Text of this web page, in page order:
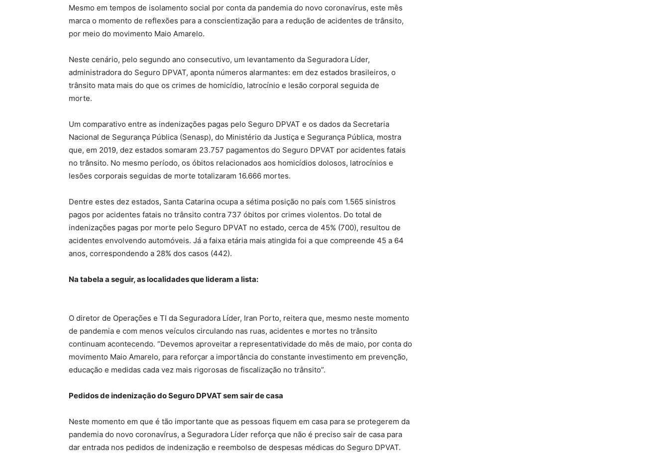
Mesmo em tempos de isolamento social por conta da pandemia do novo coronavírus, este mês
marca o momento de reflexões para a conscientização para a redução de acidentes de trânsito,
por meio do movimento Maio Amarelo.
Neste cenário, pelo segundo ano consecutivo, um levantamento da Seguradora Líder,
administradora do Seguro DPVAT, aponta números alarmantes: em dez estados brasileiros, o
trânsito mata mais do que os crimes de homicídio, latrocínio e lesão corporal seguida de
morte.
Um comparativo entre as indenizações pagas pelo Seguro DPVAT e os dados da Secretaria
Nacional de Segurança Pública (Senasp), do Ministério da Justiça e Segurança Pública, mostra
que, em 2019, dez estados somaram 23.757 pagamentos do Seguro DPVAT por acidentes fatais
no trânsito. No mesmo período, os óbitos relacionados aos homicídios dolosos, latrocínios e
lesões corporais seguidas de morte totalizaram 16.666 mortes.
Dentre estes dez estados, Santa Catarina ocupa a sétima posição no país com 1.565 sinistros
pagos por acidentes fatais no trânsito contra 737 óbitos por crimes violentos. Do total de
indenizações pagas por morte pelo Seguro DPVAT no estado, cerca de 45% (700), resultou de
acidentes envolvendo automóveis. Já a faixa etária mais atingida foi a que compreende 45 a 64
anos, correspondendo a 28% dos casos (442).
Na tabela a seguir, as localidades que lideram a lista:
O diretor de Operações e TI da Seguradora Líder, Iran Porto, reitera que, mesmo neste momento
de pandemia e com menos veículos circulando nas ruas, acidentes e mortes no trânsito
continuam acontecendo. “Devemos aproveitar a representatividade do mês de maio, por conta do
movimento Maio Amarelo, para reforçar a importância do constante investimento em prevenção,
educação e medidas cada vez mais rigorosas de fiscalização no trânsito”.
Pedidos de indenização do Seguro DPVAT sem sair de casa
Neste momento em que é tão importante que as pessoas fiquem em casa para se protegerem da
pandemia do novo coronavírus, a Seguradora Líder reforça que não é preciso sair de casa para
dar entrada nos pedidos de indenização e reembolso de despesas médicas do Seguro DPVAT.